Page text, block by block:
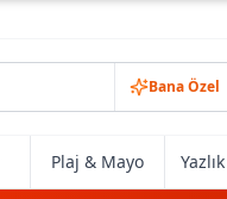
Bana Özel
Plaj & Mayo